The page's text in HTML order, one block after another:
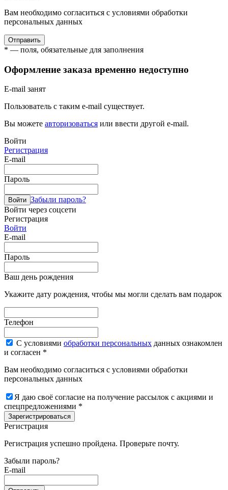
Вам необходимо согласиться с условиями обработки
персональных данных
Отправить
* — поля, обязательные для заполнения
Оформление заказа временно недоступно
E-mail занят
Пользователь с таким e-mail существует.
Вы можете авторизоваться или ввести другой e-mail.
Войти
Регистрация
E-mail
Пароль
Войти Забыли пароль?
Войти через соцсети
Регистрация
Войти
E-mail
Пароль
Ваш день рождения
Укажите дату рождения, чтобы мы могли сделать вам подарок
Телефон
С условиями обработки персональных данных ознакомлен
и согласен *
Вам необходимо согласиться с условиями обработки
персональных данных
Я даю своё согласие на получение рассылок с акциями и
спецпредложениями *
Зарегистрироваться
Регистрация
Регистрация успешно пройдена. Проверьте почту.
Забыли пароль?
E-mail